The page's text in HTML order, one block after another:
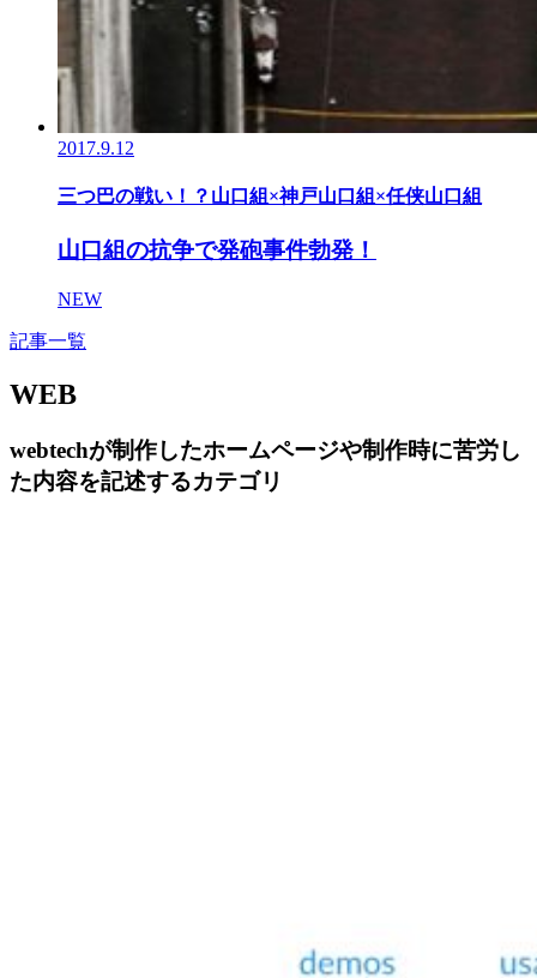
2017.9.12
三つ巴の戦い！？山口組×神戸山口組×任侠山口組
山口組の抗争で発砲事件勃発！
NEW
記事一覧
WEB
webtechが制作したホームページや制作時に苦労し
た内容を記述するカテゴリ